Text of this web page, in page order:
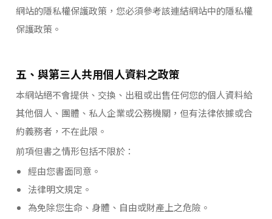
網站的隱私權保護政策，您必須參考該連結網站中的隱私權
保護政策。
五、與第三人共用個人資料之政策
本網站絕不會提供、交換、出租或出售任何您的個人資料給
其他個人、團體、私人企業或公務機關，但有法律依據或合
約義務者，不在此限。
前項但書之情形包括不限於：
經由您書面同意。
法律明文規定。
為免除您生命、身體、自由或財產上之危險。